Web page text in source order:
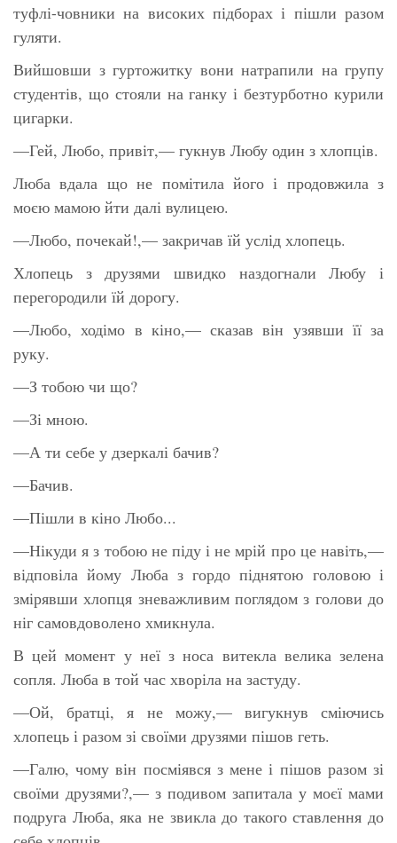
туфлі-човники на високих підборах і пішли разом
гуляти.
Вийшовши з гуртожитку вони натрапили на групу
студентів, що стояли на ганку і безтурботно курили
цигарки.
—Гей, Любо, привіт,— гукнув Любу один з хлопців.
Люба вдала що не помітила його і продовжила з
моєю мамою йти далі вулицею.
—Любо, почекай!,— закричав їй услід хлопець.
Хлопець з друзями швидко наздогнали Любу і
перегородили їй дорогу.
—Любо, ходімо в кіно,— сказав він узявши її за
руку.
—З тобою чи що?
—Зі мною.
—А ти себе у дзеркалі бачив?
—Бачив.
—Пішли в кіно Любо...
—Нікуди я з тобою не піду і не мрій про це навіть,—
відповіла йому Люба з гордо піднятою головою і
змірявши хлопця зневажливим поглядом з голови до
ніг самовдоволено хмикнула.
В цей момент у неї з носа витекла велика зелена
сопля. Люба в той час хворіла на застуду.
—Ой, братці, я не можу,— вигукнув сміючись
хлопець і разом зі своїми друзями пішов геть.
—Галю, чому він посміявся з мене і пішов разом зі
своїми друзями?,— з подивом запитала у моєї мами
подруга Люба, яка не звикла до такого ставлення до